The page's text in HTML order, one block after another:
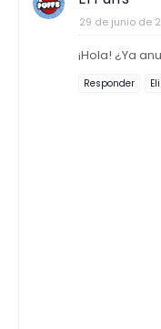
29 de junio de
¡Hola! ¿Ya
Responder